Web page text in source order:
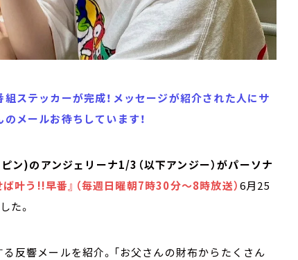
ステッカーが完成！メッセージが紹介された人にサ
メールお待ちしています！
)のアンジェリーナ1/3（以下アンジー）がパーソナ
叶う!!早番』（毎週日曜朝7時30分～8時放送）6月25
た。
反響メールを紹介。「お父さんの財布からたくさん